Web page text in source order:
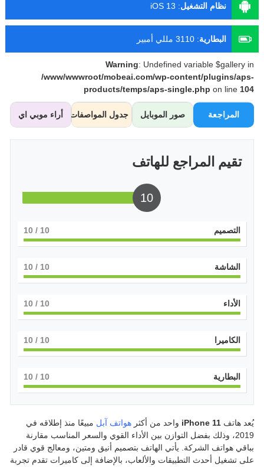
نظام التشغيل:
iOS 13
البطارية: 3110 مللي أمبير
Warning: Undefined variable $gallery in
/www/wwwroot/mobeai.com/wp-content/plugins/aps-
products/temps/aps-single.php on line 104
المراجعة صور الموبايل جدول المواصفات أراء موبي اي
تقيم المراجع للهاتف
10
التصميم 10
/ 10
الشاشة 10
/ 10
الأداء 10
/ 10
الكاميرا 10
/ 10
البطارية 10
/ 10
يُعد هاتف iPhone 11 واحد من أكثر هواتف آبل مبيعًا منذ إطلاقه في
2019، وذلك بفضل التوازن بين الأداء القوي والسعر المناسب مقارنة
بباقي هواتف الشركة. يأتي الهاتف بتصميم أنيق ومتين، ومعالج قوي قادر
على تشغيل أحدث التطبيقات والألعاب، بالإضافة إلى كاميرات تقدم تجربة